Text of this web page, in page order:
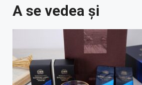
A se vedea și